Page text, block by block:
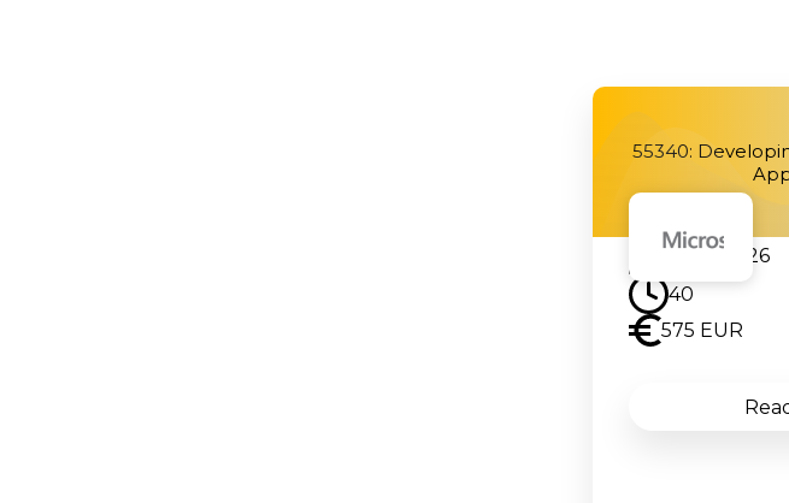
55340:
28.09.2026
40
575 EUR